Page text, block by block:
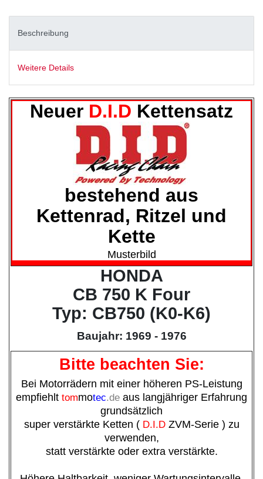
Beschreibung
Weitere Details
Neuer D.I.D Kettensatz
bestehend aus
Kettenrad, Ritzel und
Kette
Musterbild
HONDA
CB 750 K Four
Typ: CB750 (K0-K6)
Baujahr: 1969 - 1976
Bitte beachten Sie:
Bei Motorrädern mit einer höheren PS-Leistung
empfiehlt tommotec.de aus langjähriger Erfahrung
grundsätzlich
super verstärkte Ketten ( D.I.DZVM-Serie ) zu
verwenden,
statt verstärkte oder extra verstärkte.